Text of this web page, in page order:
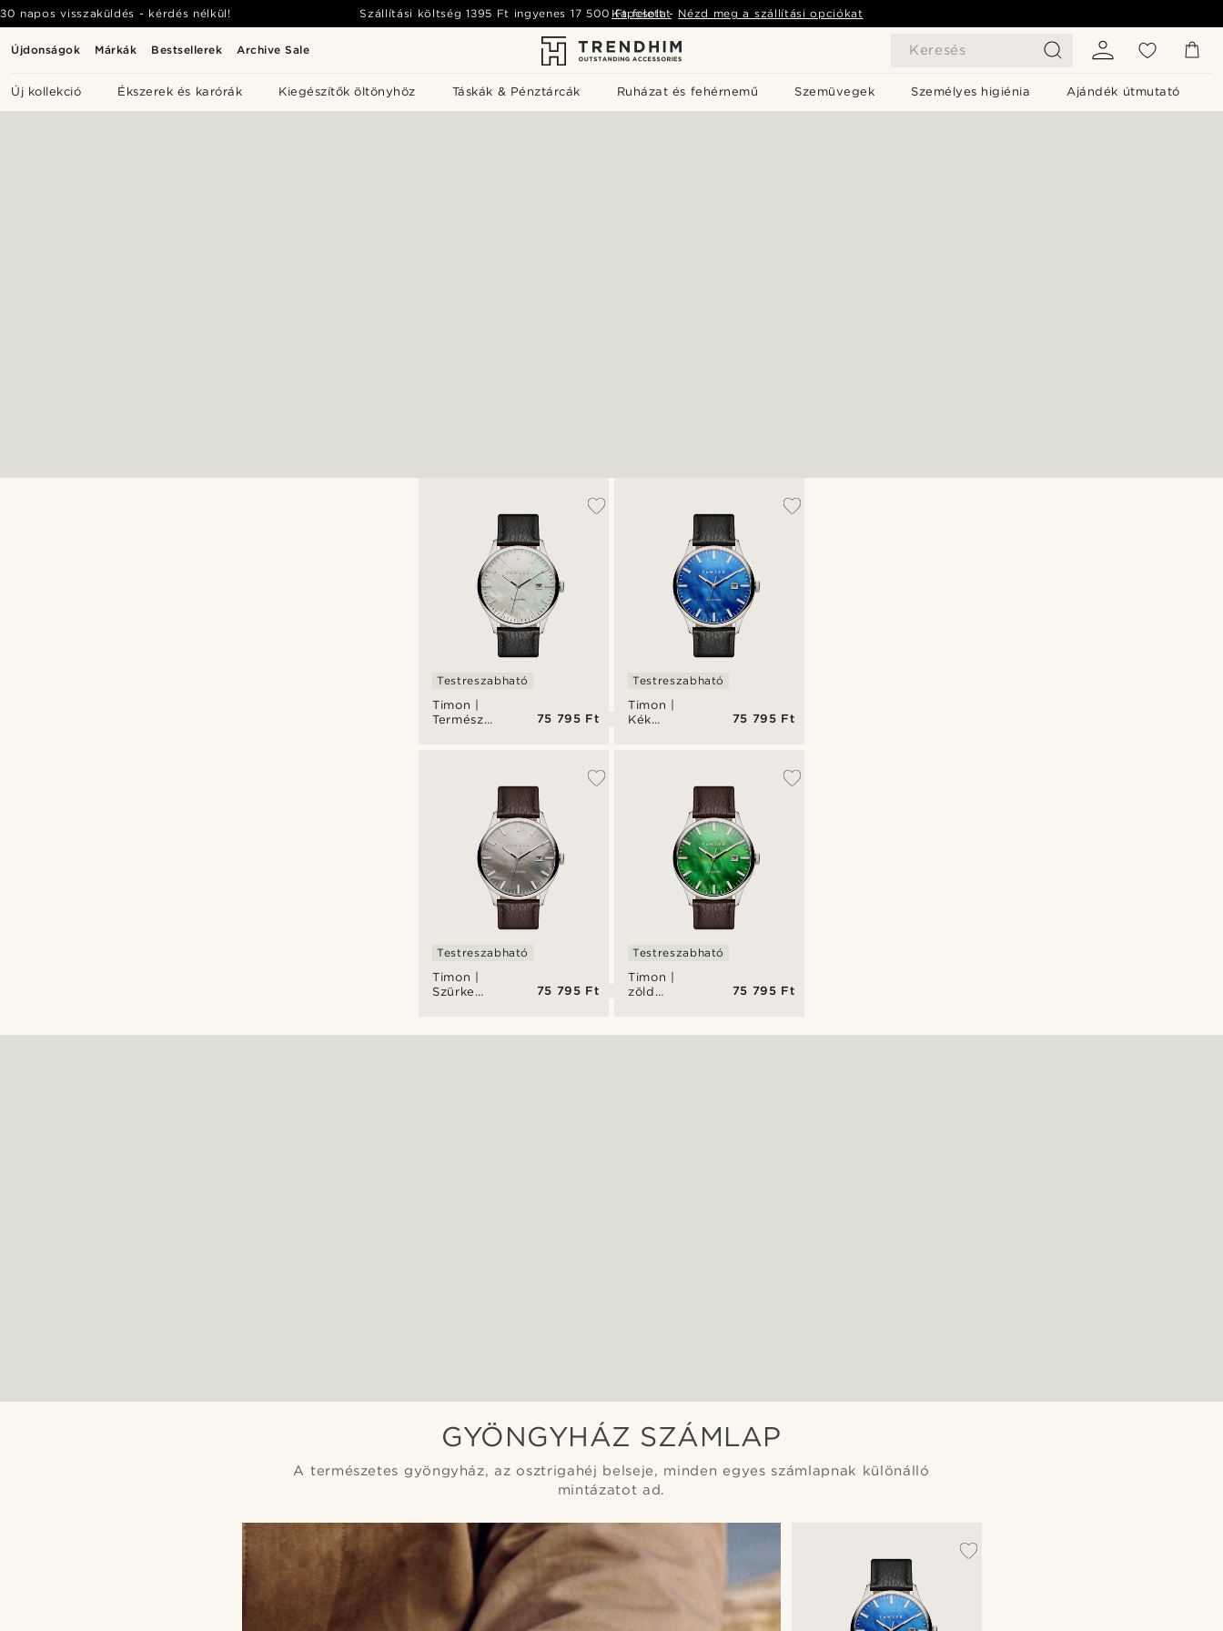
Újdonságok Márkák Bestsellerek Archive Sale Keresés
Új kollekció Ékszerek és karórák Kiegészítők öltönyhöz Táskák & Pénztárcák Ruházat és fehérnemű Szemüvegek Személyes higiénia Ajándék útmutató
30 napos visszaküldés - kérdés nélkül! Szállítási költség1395 Ft ingyenes 17 500 Ft felett- Nézd meg a szállítási opciókat
Kapcsolat
Timon |
Természetes
Testreszabható
75 795 Ft
Timon |
Szürke
karóra
Testreszabható
75 795 Ft
Timon |
Kék
Testreszabható
75 795 Ft
Timon |
zöld
karóra
Testreszabható
75 795 Ft
GYÖNGYHÁZ SZÁMLAP
A természetes gyöngyház, az osztrigahéj belseje, minden egyes számlapnak különálló
mintázatot ad.